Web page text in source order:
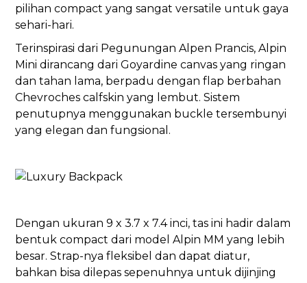
pilihan compact yang sangat versatile untuk gaya
sehari-hari.
Terinspirasi dari Pegunungan Alpen Prancis, Alpin
Mini dirancang dari Goyardine canvas yang ringan
dan tahan lama, berpadu dengan flap berbahan
Chevroches calfskin yang lembut. Sistem
penutupnya menggunakan buckle tersembunyi
yang elegan dan fungsional.
Dengan ukuran 9 x 3.7 x 7.4 inci, tas ini hadir dalam
bentuk compact dari model Alpin MM yang lebih
besar. Strap-nya fleksibel dan dapat diatur,
bahkan bisa dilepas sepenuhnya untuk dijinjing